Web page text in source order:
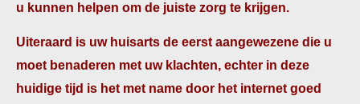
u kunnen helpen om de juiste zorg te krijgen.
Uiteraard is uw huisarts de eerst aangewezene die u
moet benaderen met uw klachten, echter in deze
huidige tijd is het met name door het internet goed